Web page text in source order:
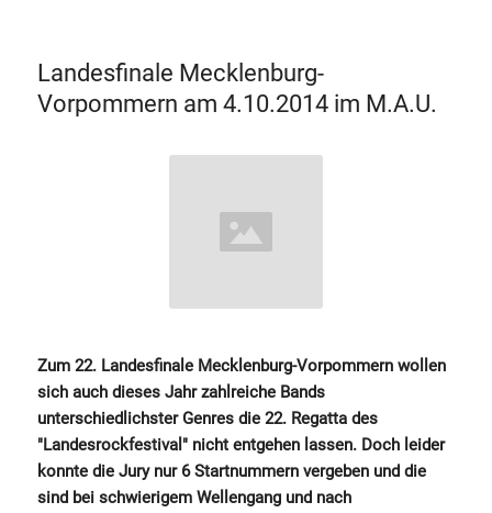
Landesfinale Mecklenburg-
Vorpommern am 4.10.2014 im M.A.U.
Zum 22. Landesfinale Mecklenburg-Vorpommern wollen
sich auch dieses Jahr zahlreiche Bands
unterschiedlichster Genres die 22. Regatta des
"Landesrockfestival" nicht entgehen lassen. Doch leider
konnte die Jury nur 6 Startnummern vergeben und die
sind bei schwierigem Wellengang und nach